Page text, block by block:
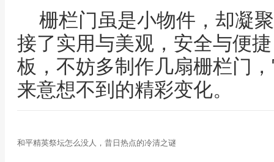
栅栏门虽是小物件，却凝
接了实用与美观，安全与便
板，不妨多制作几扇栅栏门
来意想不到的精彩变化。
和平精英祭坛怎么没人，昔日热点的冷清之谜